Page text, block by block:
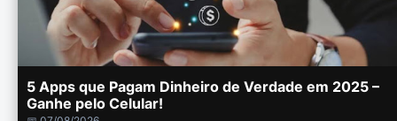
5 Apps que Pagam Dinheiro de Verdade em 2025 –
Ganhe pelo Celular!